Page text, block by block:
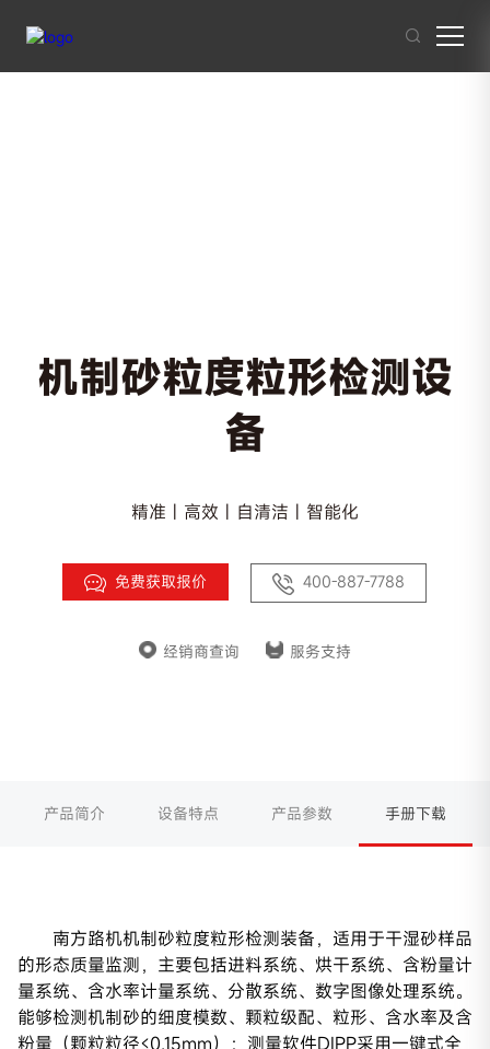
机制砂粒度粒形检测设
备
精准 | 高效 | 自清洁 | 智能化
免费获取报价 400-887-7788
经销商查询 服务支持
产品简介 设备特点 产品参数 手册下载
南方路机机制砂粒度粒形检测装备，适用于干湿砂样品
的形态质量监测，主要包括进料系统、烘干系统、含粉量计
量系统、含水率计量系统、分散系统、数字图像处理系统。
能够检测机制砂的细度模数、颗粒级配、粒形、含水率及含
粉量（颗粒粒径≤0.15mm）；测量软件DIPP采用一键式全